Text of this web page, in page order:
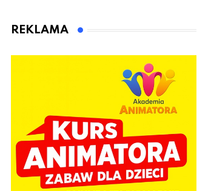
animatora
REKLAMA